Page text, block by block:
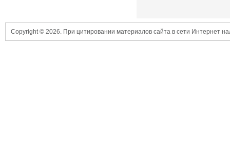
Copyright © 2026. При цитировании материалов сайта в сети Интернет